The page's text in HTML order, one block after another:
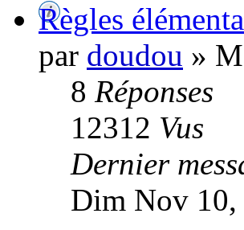
Règles
par doudou »
8 Réponses
12312 Vus
Dernier
Dim Nov 10,